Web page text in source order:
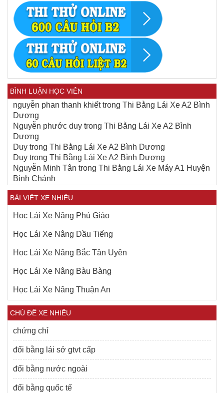
BÌNH LUẬN HỌC VIÊN
nguyễn phan thanh khiếttrong Thi Bằng Lái Xe A2 Bình
Dương
Nguyễn phước duy trong Thi Bằng Lái Xe A2 Bình
Dương
Duy trong Thi Bằng Lái Xe A2 Bình Dương
Duy trong Thi Bằng Lái Xe A2 Bình Dương
Nguyễn Minh Tân trong Thi Bằng Lái Xe Máy A1 Huyện
Bình Chánh
BÀI VIẾT XE NHIỀU
Học Lái Xe Nâng Phú Giáo
Học Lái Xe Nâng Dầu Tiếng
Học Lái Xe Nâng Bắc Tân Uyên
Học Lái Xe Nâng Bàu Bàng
Học Lái Xe Nâng Thuận An
CHỦ ĐỀ XE NHIỀU
chứng chỉ
đổi bằng lái sở gtvt cấp
đổi bằng nước ngoài
đổi bằng quốc tế